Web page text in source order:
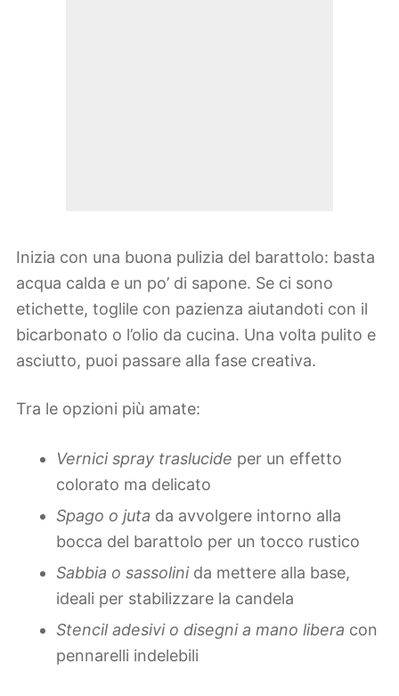
Inizia con una buona pulizia del barattolo: basta
acqua calda e un po’ di sapone. Se ci sono
etichette, toglile con pazienza aiutandoti con il
bicarbonato o l’olio da cucina. Una volta pulito e
asciutto, puoi passare alla fase creativa.
Tra le opzioni più amate:
Vernici spray traslucide per un effetto
colorato ma delicato
Spago o juta da avvolgere intorno alla
bocca del barattolo per un tocco rustico
Sabbia o sassolinida mettere alla base,
ideali per stabilizzare la candela
Stencil adesivi o disegni a mano libera con
pennarelli indelebili